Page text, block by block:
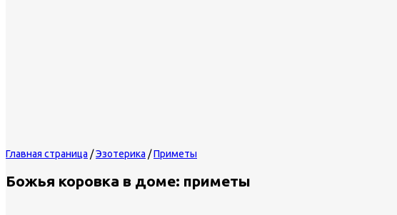
Главная страница /Эзотерика /Приметы
Божья коровка в доме: приметы